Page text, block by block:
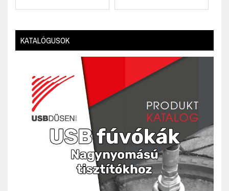
KATALÓGUSOK